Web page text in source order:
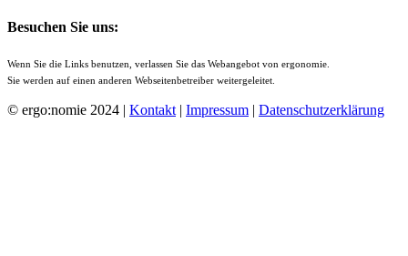
Besuchen Sie uns:
Wenn Sie die Links benutzen, verlassen Sie das Webangebot von ergonomie.
Sie werden auf einen anderen Webseitenbetreiber weitergeleitet.
© ergo:nomie 2024 | Kontakt | Impressum | Datenschutzerklärung